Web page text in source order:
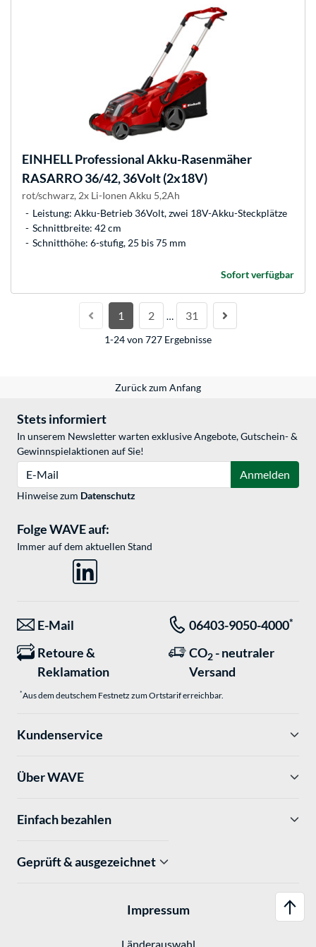
EINHELLProfessional Akku-Rasenmäher
RASARRO 36/42, 36Volt (2x18V)
rot/schwarz, 2x Li-Ionen Akku 5,2Ah
Leistung: Akku-Betrieb 36Volt, zwei 18V-Akku-Steckplätze
Schnittbreite: 42 cm
Schnitthöhe: 6-stufig, 25 bis 75 mm
Sofort verfügbar
1 2 … 31
1-24 von 727 Ergebnisse
Zurück zum Anfang
Stets informiert
In unserem Newsletter warten exklusive Angebote, Gutschein- &
Gewinnspielaktionen auf Sie!
Anmelden
Hinweise zum Datenschutz
Folge WAVE auf:
Immer auf dem aktuellen Stand
E-Mail 06403-9050-4000*
Retoure &
Reklamation
CO2 - neutraler
Versand
*Aus dem deutschem Festnetz zum Ortstarif erreichbar.
Kundenservice
Über WAVE
Einfach bezahlen
Geprüft & ausgezeichnet
Impressum
Länderauswahl